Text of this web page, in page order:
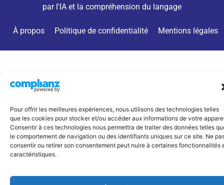
Pour offrir les meilleures expériences, nous utilisons des technologies telles
que les cookies pour stocker et/ou accéder aux informations de votre
Consentir à ces technologies nous permettra de traiter des données telles
le comportement de navigation ou des identifiants uniques sur ce site. Ne
consentir ou retirer son consentement peut nuire à certaines fonctionnalités
caractéristiques.
par l'IA et la compréhension du langage
À propos Politique de confidentialité Mentions légales